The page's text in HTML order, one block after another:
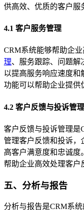
供高效、优质的客户服
4.1 客户服务管理
CRM系统能够帮助企
理、服务跟踪、问题解
以提高服务响应速度和
功能可以帮助企业提供
4.2 客户反馈与投诉管理
客户反馈与投诉管理是
管理客户反馈和投诉，
高客户满意度和忠诚度
帮助企业高效处理客户
五、分析与报告
分析与报告是CRM系